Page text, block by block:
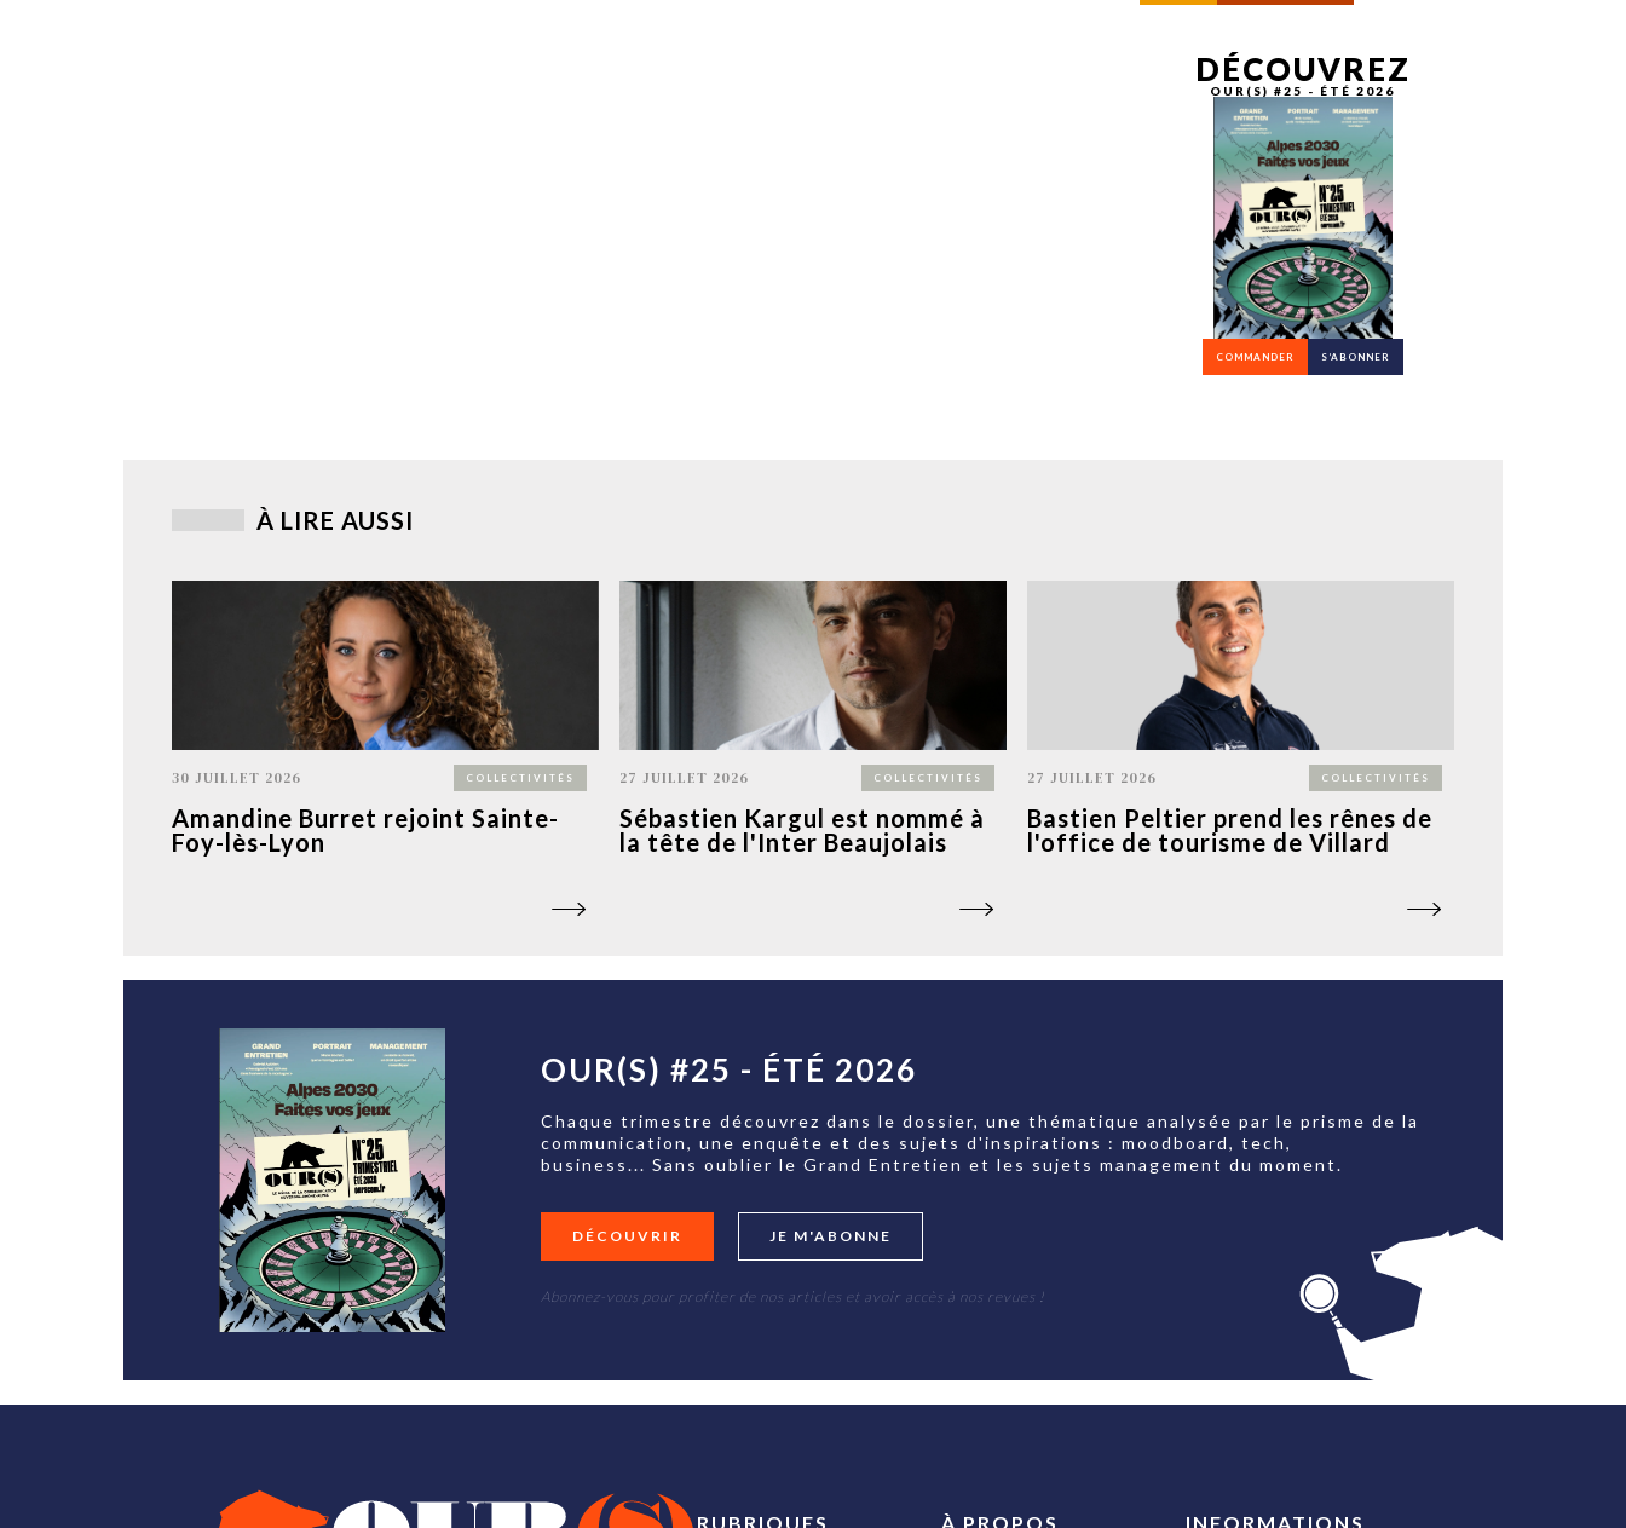
DÉCOUVREZ
OUR(S) #25 - ÉTÉ 2026
COMMANDER S’ABONNER
À LIRE AUSSI
30 JUILLET 2026 COLLECTIVITÉS
Amandine Burret rejoint Sainte-
Foy-lès-Lyon
27 JUILLET 2026 COLLECTIVITÉS
Sébastien Kargul est nommé à
la tête de l'Inter Beaujolais
27 JUILLET 2026 COLLECTIVITÉS
Bastien Peltier prend les rênes de
l'office de tourisme de Villard
OUR(S) #25 - ÉTÉ 2026
Chaque trimestre découvrez dans le dossier, une thématique analysée par le prisme de la
communication, une enquête et des sujets d'inspirations : moodboard, tech,
business... Sans oublier le Grand Entretien et les sujets management du moment.
DÉCOUVRIR JE M'ABONNE
Abonnez-vous pour profiter de nos articles et avoir accès à nos revues !
RUBRIQUES À PROPOS INFORMATIONS